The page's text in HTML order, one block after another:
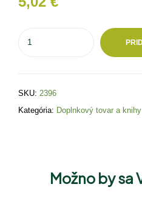
SKU: 2396
Kategória: Doplnkový tovar a knihy
Možno by sa